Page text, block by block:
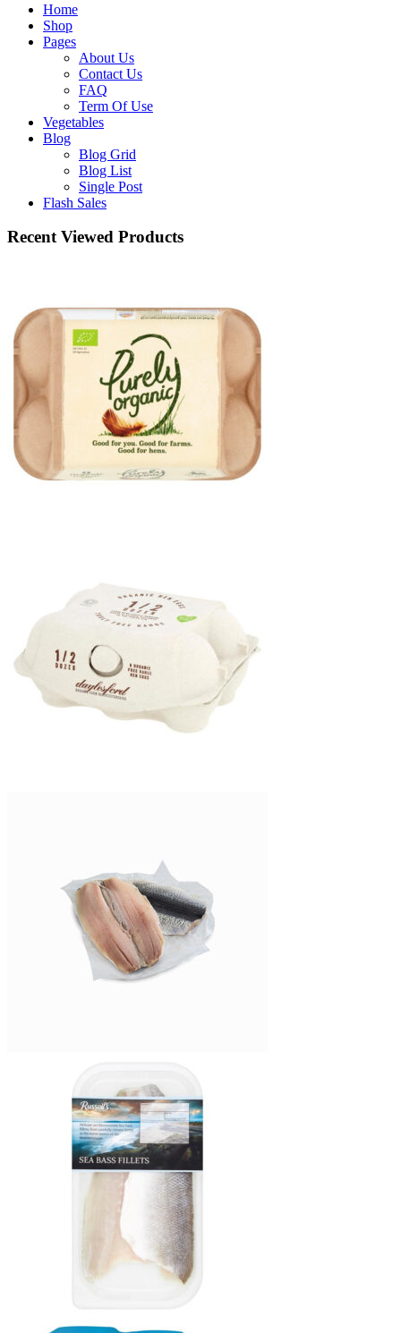
Home
Shop
Pages
About Us
Contact Us
FAQ
Term Of Use
Vegetables
Blog
Blog Grid
Blog List
Single Post
Flash Sales
Recent Viewed Products